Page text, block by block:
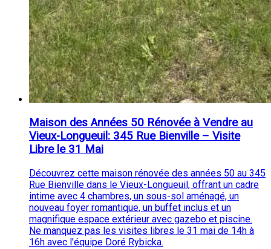
Maison des Années 50 Rénovée à Vendre au
Vieux-Longueuil: 345 Rue Bienville – Visite
Libre le 31 Mai
Découvrez cette maison rénovée des années 50 au 345
Rue Bienville dans le Vieux-Longueuil, offrant un cadre
intime avec 4 chambres, un sous-sol aménagé, un
nouveau foyer romantique, un buffet inclus et un
magnifique espace extérieur avec gazebo et piscine.
Ne manquez pas les visites libres le 31 mai de 14h à
16h avec l'équipe Doré Rybicka.